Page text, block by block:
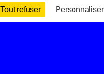
Tout refuser Personnaliser